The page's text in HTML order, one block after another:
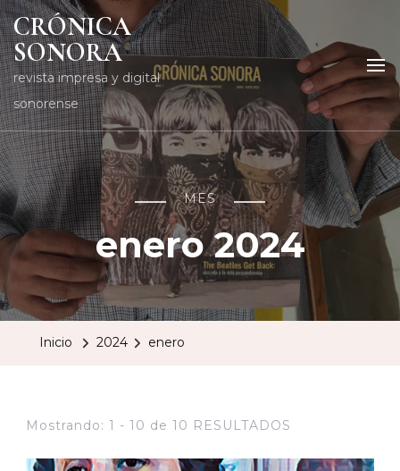
CRÓNICA
SONORA
revista impresa y digital
sonorense
MES
enero 2024
Inicio 2024 enero
Mostrando: 1 - 10 de 10 RESULTADOS